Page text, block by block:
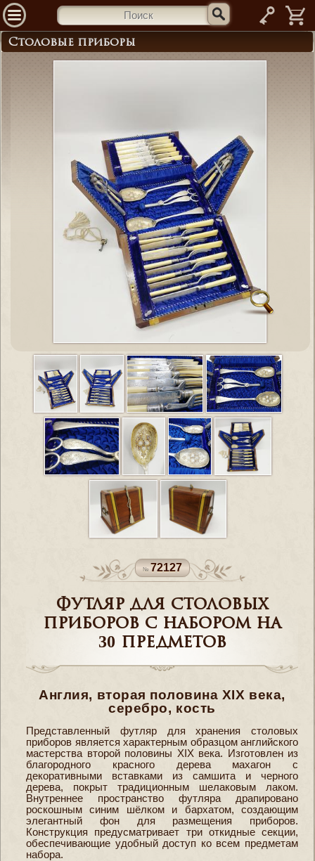
—
Столовые приборы
72127
Футляр для столовых
приборов с набором на
30 предметов
Англия, вторая половина XIX века,
серебро, кость
Представленный футляр для хранения столовых
приборов является характерным образцом английского
мастерства второй половины XIX века. Изготовлен из
благородного красного дерева махагон с
декоративными вставками из самшита и черного
дерева, покрыт традиционным шелаковым лаком.
Внутреннее пространство футляра драпировано
роскошным синим шёлком и бархатом, создающим
элегантный фон для размещения приборов.
Конструкция предусматривает три откидные секции,
обеспечивающие удобный доступ ко всем предметам
набора.